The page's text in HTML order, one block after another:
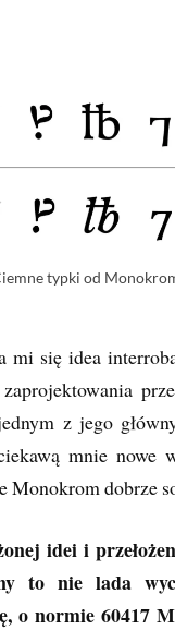
typki od
mi się idea
z jego
mnie nowe
Monokrom dobrze
idei i
to nie lada
o normie 60417